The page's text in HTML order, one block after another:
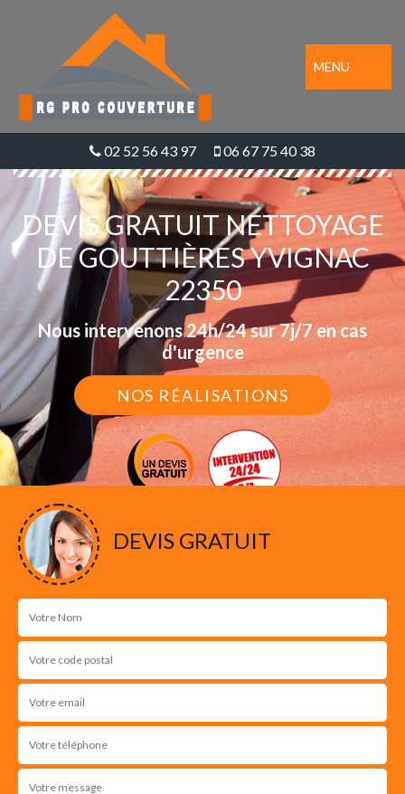
MENU
02 52 56 43 97 06 67 75 40 38
DEVIS GRATUIT NETTOYAGE
DE GOUTTIÈRES YVIGNAC
22350
Nous intervenons 24h/24 sur 7j/7 en cas
d'urgence
NOS RÉALISATIONS
DEVIS GRATUIT